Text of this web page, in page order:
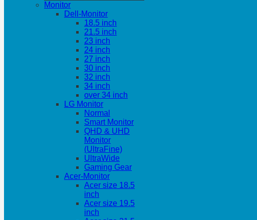
Monitor
Dell-Monitor
18.5 inch
21.5 inch
23 inch
24 inch
27 inch
30 inch
32 inch
34 inch
over 34 inch
LG Monitor
Normal
Smart Monitor
QHD & UHD
Monitor
(UltraFine)
UltraWide
Gaming Gear
Acer-Monitor
Acer size 18.5
inch
Acer size 19.5
inch